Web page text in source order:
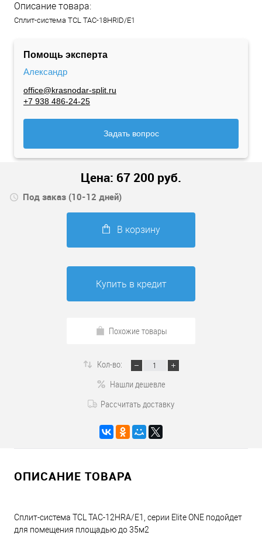
Описание товара:
Сплит-система TCL TAC-18HRID/E1
Помощь эксперта
Александр
office@krasnodar-split.ru
+7 938 486-24-25
Задать вопрос
Цена: 67 200 руб.
Под заказ (10-12 дней)
В корзину
Купить в кредит
Похожие товары
Кол-во:
Нашли дешевле
Рассчитать доставку
ОПИСАНИЕ ТОВАРА
Сплит-система TCL TAC-12HRA/E1, серии Elite ONE подойдет
для помещения площадью до 35м2